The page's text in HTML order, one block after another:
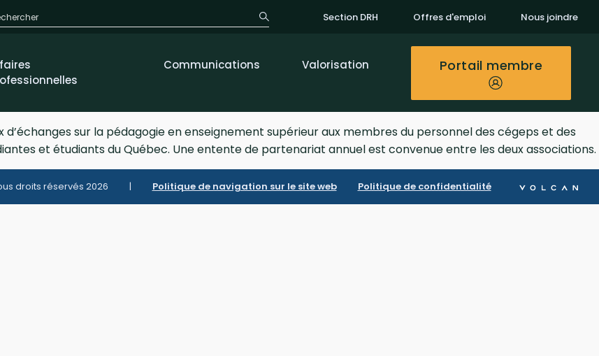
Section DRH Offres d'emploi Nous joindre
Communications Valorisation Portail membre
d’échanges sur la pédagogie en enseignement supérieur aux membres du personnel des cégeps et des
et étudiants du Québec. Une entente de partenariat annuel est convenue entre les deux associations.
droits réservés 2026 | Politique de navigation sur le site web Politique de confidentialité